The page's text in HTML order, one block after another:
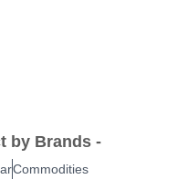
by Brands -
Commodities